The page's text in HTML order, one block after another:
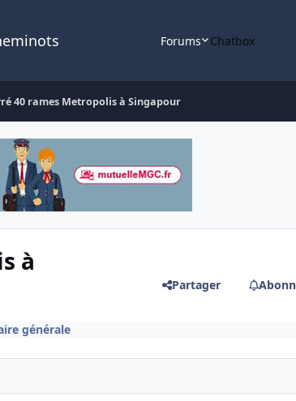
Forums Chatbox
40 rames Metropolis à Singapour
à
Partager
générale